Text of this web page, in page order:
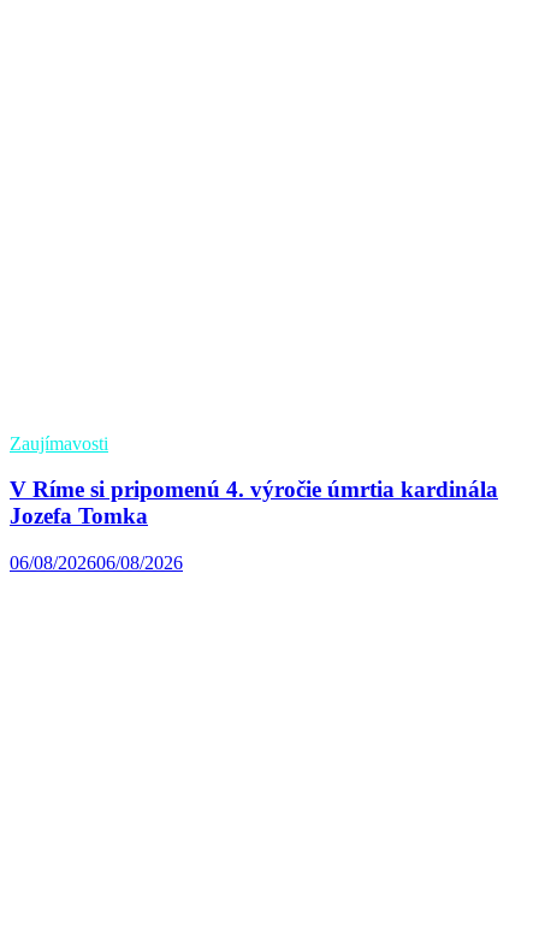
Zaujímavosti
V Ríme si pripomenú 4. výročie úmrtia kardinála
Jozefa Tomka
06/08/202606/08/2026